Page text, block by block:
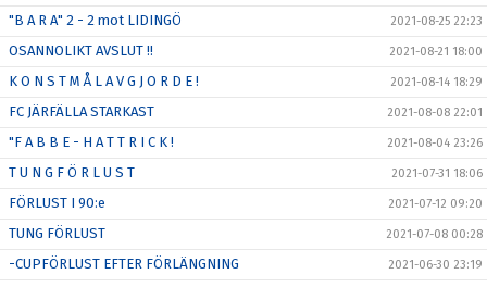
"B A R A" 2 - 2 mot LIDINGÖ 2021-08-25 22:23
OSANNOLIKT AVSLUT !! 2021-08-21 18:00
K O N S T M Å L A V G J O R D E ! 2021-08-14 18:29
FC JÄRFÄLLA STARKAST 2021-08-08 22:01
"F A B B E - H A T T R I C K ! 2021-08-04 23:26
T U N G F Ö R L U S T 2021-07-31 18:06
FÖRLUST I 90:e 2021-07-12 09:20
TUNG FÖRLUST 2021-07-08 00:28
-CUPFÖRLUST EFTER FÖRLÄNGNING 2021-06-30 23:19